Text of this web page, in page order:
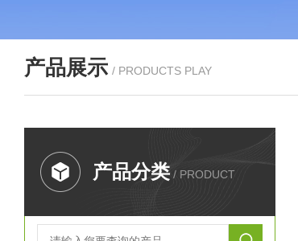
产品展示 / PRODUCTS PLAY
产品分类 / PRODUCT